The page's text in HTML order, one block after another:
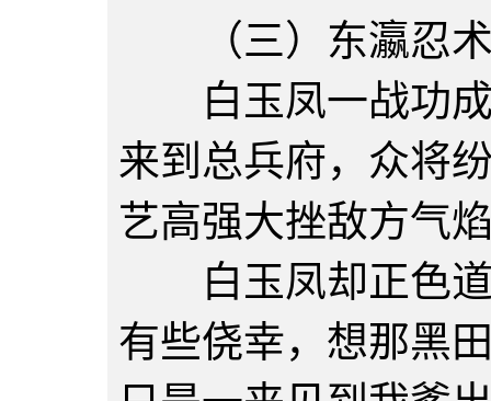
（三）东瀛忍
白玉凤一战功成
来到总兵府，众将
艺高强大挫敌方气
白玉凤却正色道
有些侥幸，想那黑